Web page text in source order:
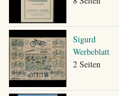
Sigurd
Werbeblatt
2 Seiten